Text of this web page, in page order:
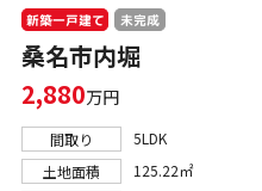
新築一戸建て 未完成
桑名市内堀
2,880万円
間取り 5LDK
土地面積
125.22㎡